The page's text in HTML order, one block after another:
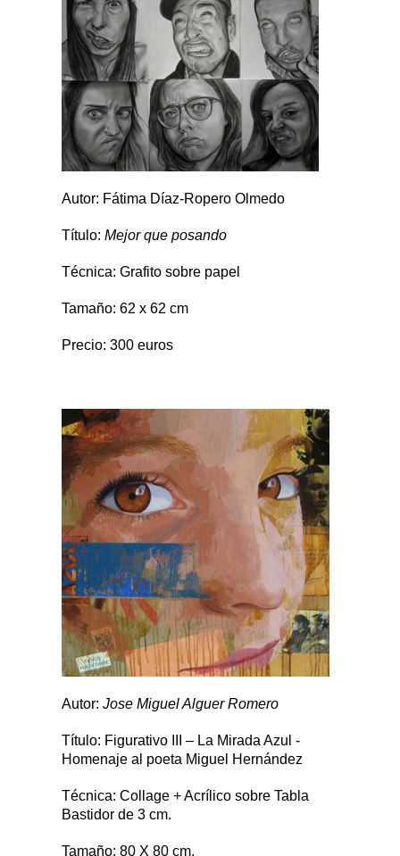
Autor: Fátima Díaz-Ropero Olmedo
Título: Mejor que posando
Técnica: Grafito sobre papel
Tamaño: 62 x 62 cm
Precio: 300 euros
Autor: Jose Miguel Alguer Romero
Título: Figurativo III – La Mirada Azul -
Homenaje al poeta Miguel Hernández
Técnica: Collage + Acrílico sobre Tabla
Bastidor de 3 cm.
Tamaño: 80 X 80 cm.